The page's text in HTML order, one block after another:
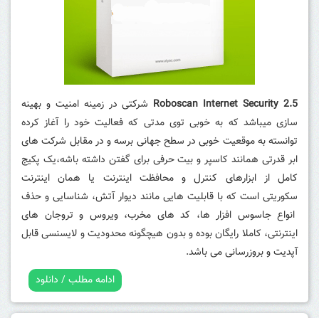
Roboscan Internet Security 2.5 شرکتی در زمینه امنیت و بهینه
سازی میباشد که به خوبی توی مدتی که فعالیت خود را آغاز کرده
توانسته به موقعیت خوبی در سطح جهانی برسه و در مقابل شرکت های
ابر قدرتی همانند کاسپر و بیت حرفی برای گفتن داشته باشه،یک پکیج
کامل از ابزارهای کنترل و محافظت اینترنت یا همان اینترنت
سکوریتی است که با قابلیت هایی مانند دیوار آتش، شناسایی و حذف
انواع جاسوس افزار ها، کد های مخرب، ویروس و تروجان های
اینترنتی، کاملا رایگان بوده و بدون هیچگونه محدودیت و لایسنسی قابل
آپدیت و بروزرسانی می باشد.
ادامه مطلب / دانلود